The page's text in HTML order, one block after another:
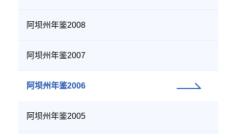
阿坝州年鉴2008
阿坝州年鉴2007
阿坝州年鉴2006
阿坝州年鉴2005